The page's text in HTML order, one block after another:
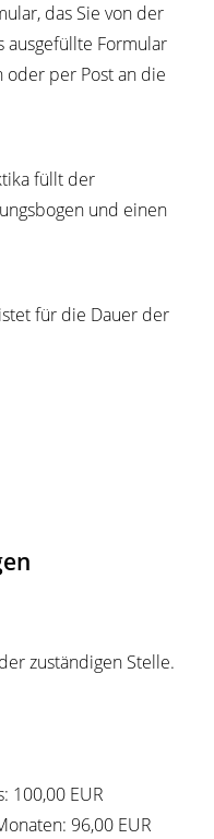
das Sie von der
ausgefüllte Formular
oder per Post an die
füllt der
und einen
für die Dauer der
zuständigen Stelle.
100,00 EUR
96,00 EUR